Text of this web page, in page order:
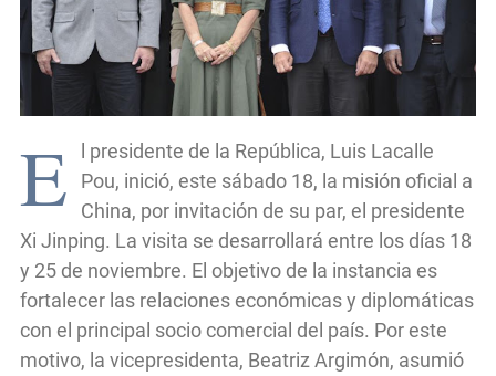
E
l presidente de la República, Luis Lacalle
Pou, inició, este sábado 18, la misión oficial a
China, por invitación de su par, el presidente
Xi Jinping. La visita se desarrollará entre los días 18
y 25 de noviembre. El objetivo de la instancia es
fortalecer las relaciones económicas y diplomáticas
con el principal socio comercial del país. Por este
motivo, la vicepresidenta, Beatriz Argimón, asumió